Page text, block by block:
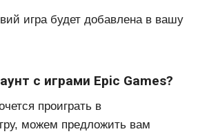
игра будет добавлена в вашу
с играми Epic Games?
проиграть в
можем предложить вам